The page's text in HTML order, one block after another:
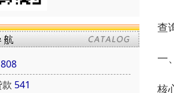
541
查
一
核